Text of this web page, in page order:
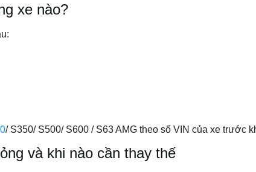
xe nào?
/ S350/ S500/ S600 / S63 AMG theo số VIN của xe trước
và khi nào cần thay thế